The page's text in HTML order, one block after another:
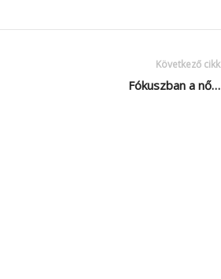
Következő cikk
Fókuszban a nő…